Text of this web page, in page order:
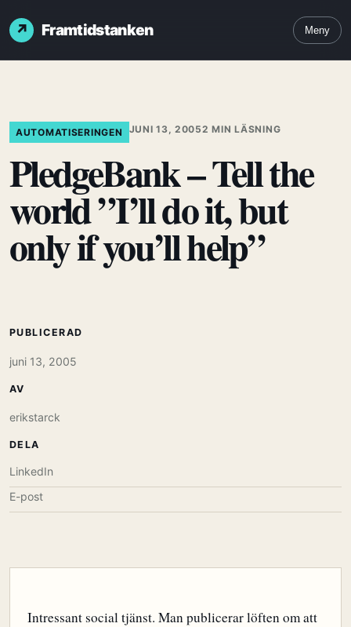
Framtidstanken Meny
AUTOMATISERINGEN JUNI 13, 20052 MIN LÄSNING
PledgeBank – Tell the
world ”I’ll do it, but
only if you’ll help”
Intressant social tjänst. Man publicerar löften om att
PUBLICERAD
juni 13, 2005
AV
erikstarck
DELA
LinkedIn
E-post